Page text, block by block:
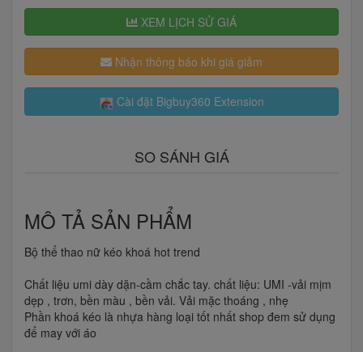
XEM LỊCH SỬ GIÁ
Nhận thông báo khi giá giảm
Cài đặt Bigbuy360 Extension
SO SÁNH GIÁ
MÔ TẢ SẢN PHẨM
Bộ thể thao nữ kéo khoá hot trend
Chất liệu umi dày dặn-cầm chắc tay. chất liệu: UMI -vải mịm
dẹp , trơn, bền màu , bền vải. Vải mặc thoáng , nhẹ
Phần khoá kéo là nhựa hàng loại tốt nhất shop đem sử dụng
để may với áo